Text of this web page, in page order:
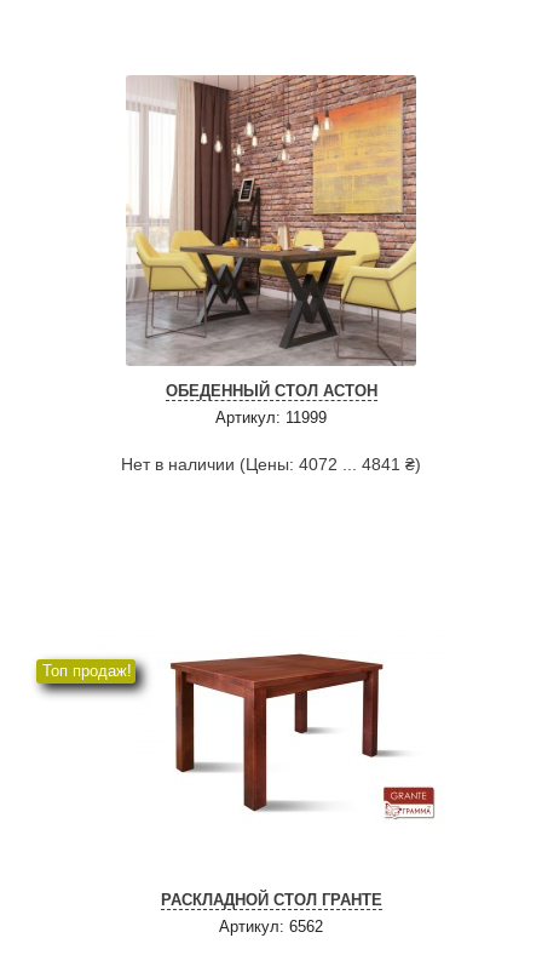
ОБЕДЕННЫЙ СТОЛ АСТОН
Артикул: 11999
Нет в наличии (Цены: 4072 ... 4841 ₴)
Топ продаж!
РАСКЛАДНОЙ СТОЛ ГРАНТЕ
Артикул: 6562